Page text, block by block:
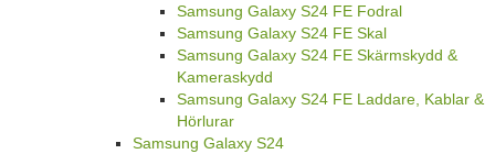
Samsung Galaxy S24 FE Fodral
Samsung Galaxy S24 FE Skal
Samsung Galaxy S24 FE Skärmskydd &
Kameraskydd
Samsung Galaxy S24 FE Laddare, Kablar &
Hörlurar
Samsung Galaxy S24